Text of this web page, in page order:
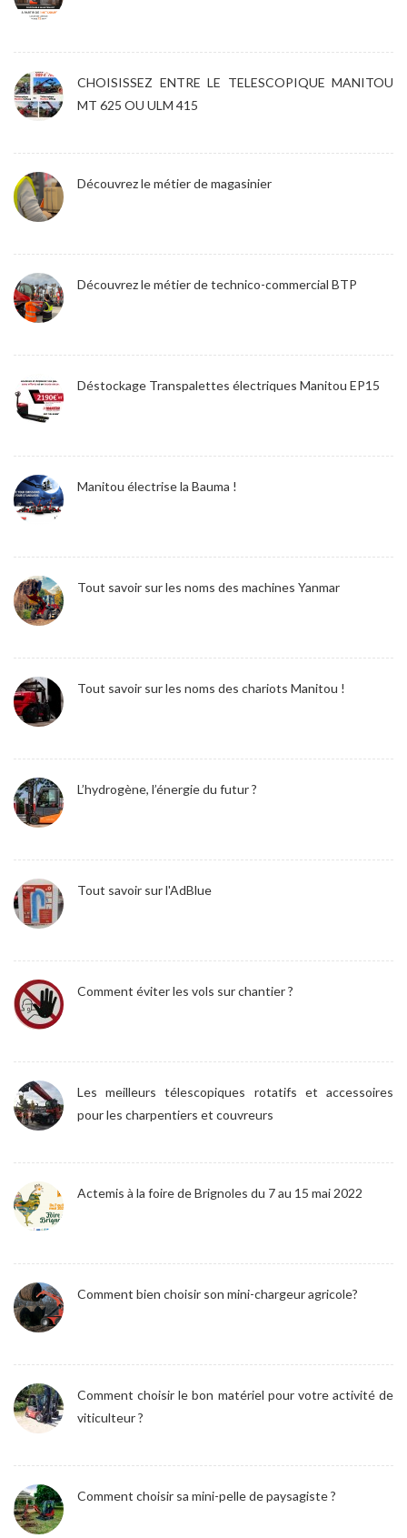
CHOISISSEZ ENTRE LE TELESCOPIQUE MANITOU
MT 625 OU ULM 415
Découvrez le métier de magasinier
Découvrez le métier de technico-commercial BTP
Déstockage Transpalettes électriques Manitou EP15
Manitou électrise la Bauma !
Tout savoir sur les noms des machines Yanmar
Tout savoir sur les noms des chariots Manitou !
L’hydrogène, l’énergie du futur ?
Tout savoir sur l'AdBlue
Comment éviter les vols sur chantier ?
Les meilleurs télescopiques rotatifs et accessoires
pour les charpentiers et couvreurs
Actemis à la foire de Brignoles du 7 au 15 mai 2022
Comment bien choisir son mini-chargeur agricole?
Comment choisir le bon matériel pour votre activité de
viticulteur ?
Comment choisir sa mini-pelle de paysagiste ?